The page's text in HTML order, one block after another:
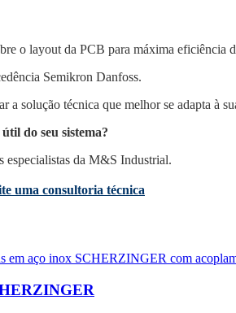
o layout da PCB para máxima eficiência
Semikron Danfoss.
a solução técnica que melhor se adapta à
do seu sistema?
especialistas da M&S Industrial.
uma consultoria técnica